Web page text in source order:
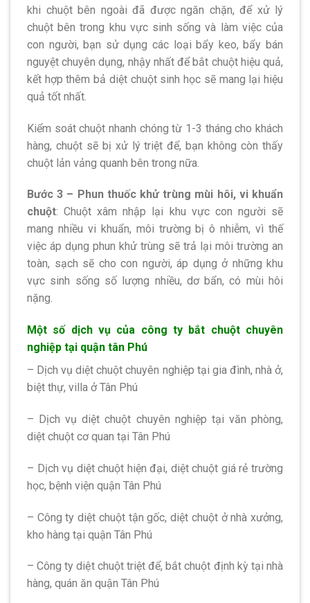
khi chuột bên ngoài đã được ngăn chặn, để xử lý
chuột bên trong khu vực sinh sống và làm việc của
con người, bạn sử dụng các loại bẩy keo, bẩy bán
nguyệt chuyên dụng, nhậy nhất để bắt chuột hiệu quả,
kết hợp thêm bả diệt chuột sinh học sẽ mang lại hiệu
quả tốt nhất.
Kiểm soát chuột nhanh chóng từ 1-3 tháng cho khách
hàng, chuột sẽ bị xử lý triệt để, bạn không còn thấy
chuột lản vảng quanh bên trong nữa.
Bước 3 – Phun thuốc khử trùng mùi hôi, vi khuẩn
chuột: Chuột xâm nhập lại khu vực con người sẽ
mang nhiều vi khuẩn, môi trường bị ô nhiễm, vì thế
việc áp dụng phun khử trùng sẽ trả lại môi trường an
toàn, sạch sẽ cho con người, áp dụng ở những khu
vực sinh sống số lượng nhiều, dơ bẩn, có mùi hôi
nặng.
Một số dịch vụ của công ty bắt chuột chuyên
nghiệp tại quận tân Phú
– Dịch vụ diệt chuột chuyên nghiệp tại gia đình, nhà ở,
biệt thự, villa ở Tân Phú
– Dịch vụ diệt chuột chuyên nghiệp tại văn phòng,
diệt chuột cơ quan tại Tân Phú
– Dịch vụ diệt chuột hiện đại, diệt chuột giá rẻ trường
học, bệnh viện quận Tân Phú
– Công ty diệt chuột tận gốc, diệt chuột ở nhà xưởng,
kho hàng tại quận Tân Phú
– Công ty diệt chuột triệt để, bắt chuột định kỳ tại nhà
hàng, quán ăn quận Tân Phú